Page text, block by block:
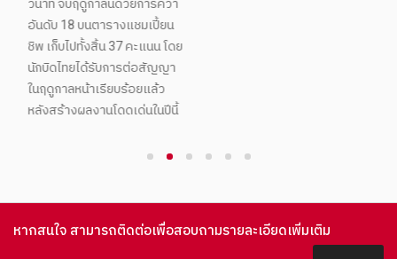
วินาที จบฤดูกาลนี้ด้วยการคว้า
อันดับ 18 บนตารางแชมเปี้ยน
ชิพ เก็บไปทั้งสิ้น 37 คะแนน โดย
นักบิดไทยได้รับการต่อสัญญา
ในฤดูกาลหน้าเรียบร้อยแล้ว
หลังสร้างผลงานโดดเด่นในปีนี้
หากสนใจ สามารถติดต่อเพื่อสอบถามรายละเอียดเพิ่มเติม